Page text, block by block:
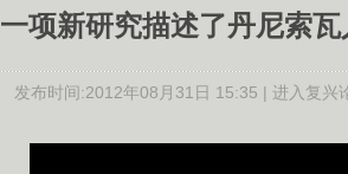
一项新研究描述了丹尼索
发布时间:2012年08月31日 15:35 | 进入复兴